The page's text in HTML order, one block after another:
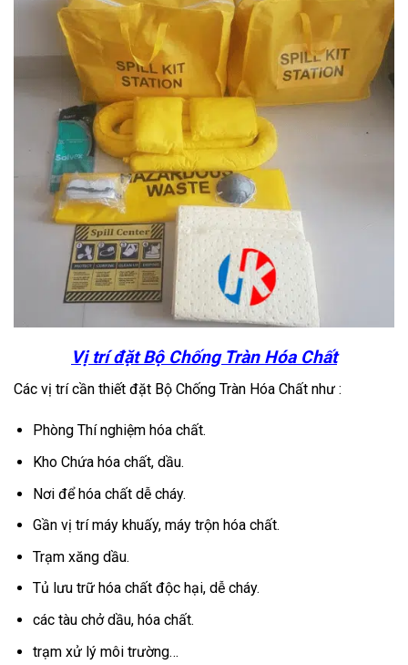
Vị trí đặt Bộ Chống Tràn Hóa Chất
Các vị trí cần thiết đặt Bộ Chống Tràn Hóa Chất như :
Phòng Thí nghiệm hóa chất.
Kho Chứa hóa chất, dầu.
Nơi để hóa chất dễ cháy.
Gần vị trí máy khuấy, máy trộn hóa chất.
Trạm xăng dầu.
Tủ lưu trữ hóa chất độc hại, dễ cháy.
các tàu chở dầu, hóa chất.
trạm xử lý môi trường…